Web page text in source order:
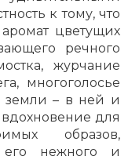
к тому, что
цветущих
речного
журчание
многоголосье
земли – в ней и
для
образов,
его нежного и